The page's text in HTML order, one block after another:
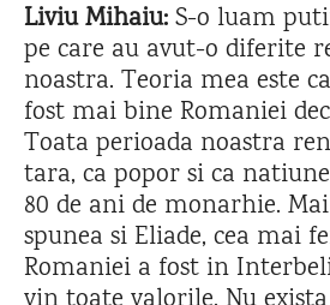
Liviu Mihaiu:S-o luam
pe care au avut-o diferite
noastra. Teoria mea este
fost mai bine Romaniei
Toata perioada noastra
tara, ca popor si ca
80 de ani de monarhie.
spunea si Eliade, cea mai
Romaniei a fost in